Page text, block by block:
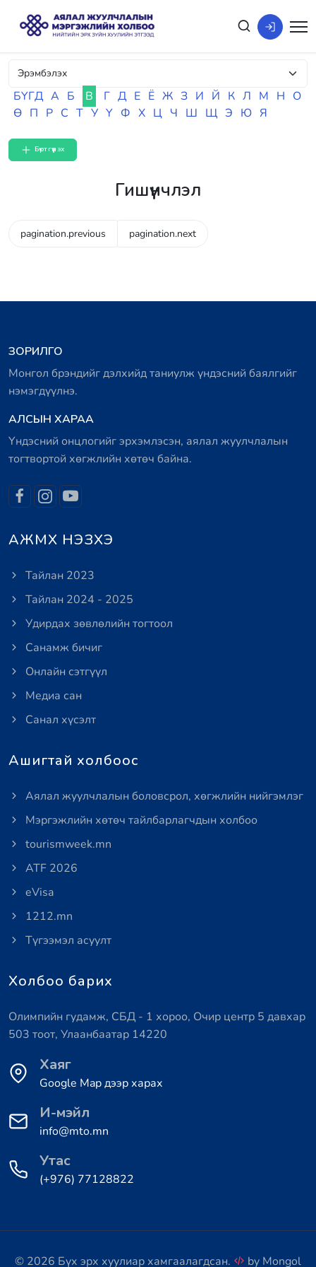
БҮГД А Б В Г Д Е Ё Ж З И Й К Л М Н О
Ө П Р С Т У Ү Ф Х Ц Ч Ш Щ Э Ю Я
Бүртгүүлэх
Гишүүнчлэл
pagination.previous pagination.next
ЗОРИЛГО
Монгол брэндийг дэлхийд таниулж үндэсний баялгийг
нэмэгдүүлнэ.
АЛСЫН ХАРАА
Үндэсний онцлогийг эрхэмлэсэн, аялал жуулчлалын
тогтвортой хөгжлийн хөтөч байна.
АЖМХ НЭЗХЭ
Тайлан 2023
Тайлан 2024 - 2025
Удирдах зөвлөлийн тогтоол
Санамж бичиг
Онлайн сэтгүүл
Медиа сан
Санал хүсэлт
Ашигтай холбоос
Аялал жуулчлалын боловсрол, хөгжлийн нийгэмлэг
Мэргэжлийн хөтөч тайлбарлагчдын холбоо
tourismweek.mn
ATF 2026
eVisa
1212.mn
Түгээмэл асуулт
Холбоо барих
Олимпийн гудамж, СБД - 1 хороо, Очир центр 5 давхар
503 тоот, Улаанбаатар 14220
Хаяг
Google Map дээр харах
И-мэйл
info@mto.mn
Утас
(+976) 77128822
© 2026 Бүх эрх хуулиар хамгаалагдсан. by Mongol